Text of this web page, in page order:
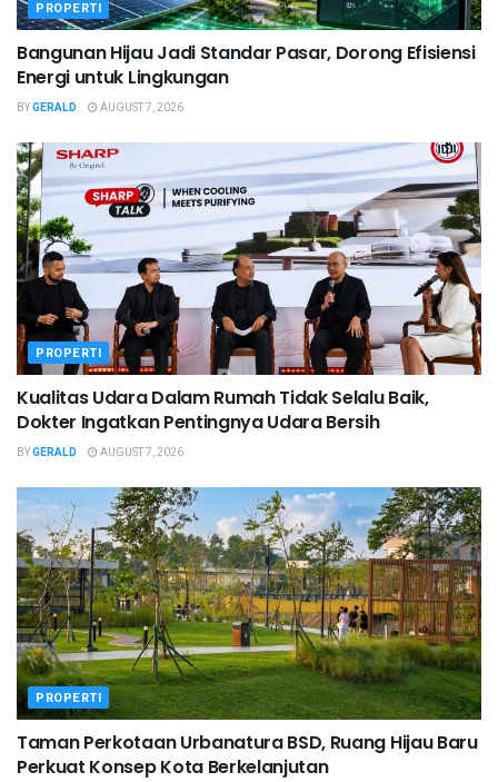
PROPERTI
Bangunan Hijau Jadi Standar Pasar, Dorong Efisiensi
Energi untuk Lingkungan
BYGERALD AUGUST 7, 2026
PROPERTI
Kualitas Udara Dalam Rumah Tidak Selalu Baik,
Dokter Ingatkan Pentingnya Udara Bersih
BYGERALD AUGUST 7, 2026
PROPERTI
Taman Perkotaan Urbanatura BSD, Ruang Hijau Baru
Perkuat Konsep Kota Berkelanjutan